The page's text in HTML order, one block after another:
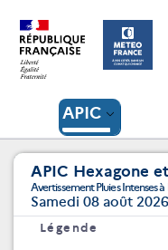
APIC
APIC Hexagone
Avertissement Pluies Intenses
Samedi 08 août
Légende